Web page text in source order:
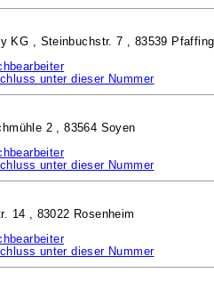
KG , Steinbuchstr. 7 , 83539
unter dieser Nummer
2 ,83564 Soyen
unter dieser Nummer
14 , 83022 Rosenheim
unter dieser Nummer